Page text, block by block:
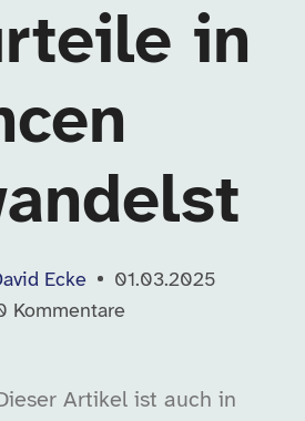
in
Ecke
01.03.2025
Kommentare
Artikel ist auch in